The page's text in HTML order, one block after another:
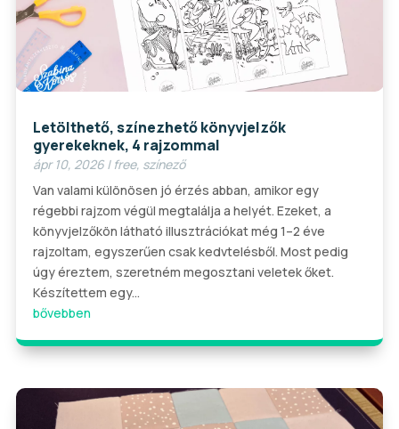
Letölthető, színezhető könyvjelzők
gyerekeknek, 4 rajzommal
ápr 10, 2026| free, színező
Van valami különösen jó érzés abban, amikor egy
régebbi rajzom végül megtalálja a helyét. Ezeket, a
könyvjelzőkön látható illusztrációkat még 1–2 éve
rajzoltam, egyszerűen csak kedvtelésből. Most pedig
úgy éreztem, szeretném megosztani veletek őket.
Készítettem egy...
bővebben